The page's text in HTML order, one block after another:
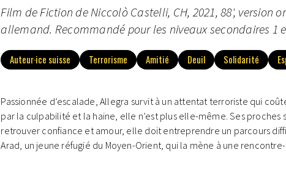
Film de Fiction de Niccolò Castelli, CH, 2021, 88', version
allemand. Recommandé pour les niveaux secondaires 1
Auteur·ice suisse Terrorisme Amitié Deuil Solidarité
Passionnée d’escalade, Allegra survit à un attentat terroriste qui
par la culpabilité et la haine, elle n’est plus elle-même. Ses proches
retrouver confiance et amour, elle doit entreprendre un parcours
Arad, un jeune réfugié du Moyen-Orient, qui la mène à une